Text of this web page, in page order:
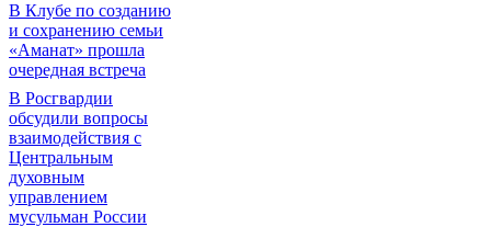
В Клубе по созданию
и сохранению семьи
«Аманат» прошла
очередная встреча
В Росгвардии
обсудили вопросы
взаимодействия с
Центральным
духовным
управлением
мусульман России